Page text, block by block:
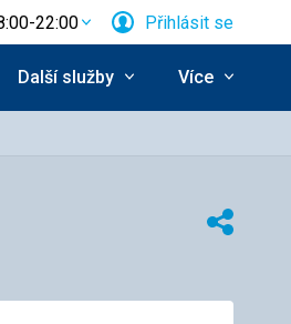
22:00 Přihlásit se
Další služby Více
Sdílet